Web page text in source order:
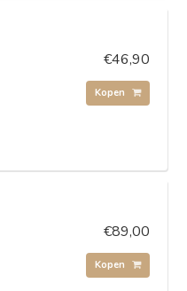
€46,90
Kopen
€89,00
Kopen